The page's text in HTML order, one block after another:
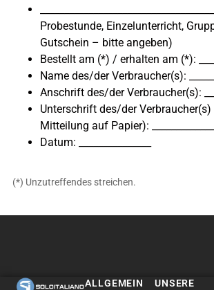
Probestunde, Einzelunterricht,
Gutschein – bitte angeben)
Bestellt am (*) / erhalten am (*):
Name des/der Verbraucher(s):
Anschrift des/der Verbraucher(s):
Unterschrift des/der Verbraucher(s)
Mitteilung auf Papier):
Datum: _______________
(*) Unzutreffendes streichen.
ALLGEMEIN
UNSERE